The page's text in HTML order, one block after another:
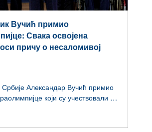
Вучић примио
Свака освојена
причу о несаломивој
Александар Вучић примио
који су учествовали на
штабова.